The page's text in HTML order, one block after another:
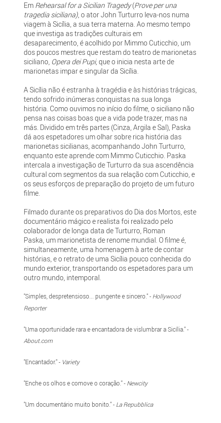
Em Rehearsal for a Sicilian Tragedy(Prove per una
tragedia siciliana), o ator John Turturro leva-nos numa
viagem à Sicília, a sua terra materna. Ao mesmo tempo
que investiga as tradições culturais em
desaparecimento, é acolhido por Mimmo Cuticchio, um
dos poucos mestres que restam do teatro de marionetas
siciliano, Opera dei Pupi, que o inicia nesta arte de
marionetas impar e singular da Sicília.
A Sicília não é estranha à tragédia e às histórias trágicas,
tendo sofrido inúmeras conquistas na sua longa
história. Como ouvimos no início do filme, o siciliano não
pensa nas coisas boas que a vida pode trazer, mas na
más. Dividido em três partes (Cinza, Argila e Sal), Paska
dá aos espetadores um olhar sobre rica história das
marionetas sicilianas, acompanhando John Turturro,
enquanto este aprende com Mimmo Cuticchio. Paska
intercala a investigação de Turturro da sua ascendência
cultural com segmentos da sua relação com Cuticchio, e
os seus esforços de preparação do projeto de um futuro
filme.
Filmado durante os preparativos do Dia dos Mortos, este
documentário mágico e realista foi realizado pelo
colaborador de longa data de Turturro, Roman
Paska, um marionetista de renome mundial. O filme é,
simultaneamente, uma homenagem à arte de contar
histórias, e o retrato de uma Sicília pouco conhecida do
mundo exterior, transportando os espetadores para um
outro mundo, intemporal.
"Simples, despretensioso... pungente e sincero." - Hollywood
Reporter
"Uma oportunidade rara e encantadora de vislumbrar a Sicília." -
About.com
"Encantador." - Variety
"Enche os olhos e comove o coração." - Newcity
"Um documentário muito bonito." - La Repubblica